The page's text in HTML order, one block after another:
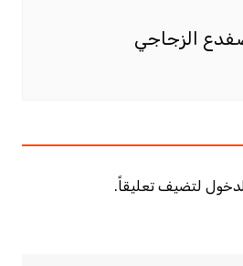
الزجاجي
لتضيف تعليقاً.